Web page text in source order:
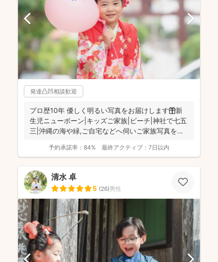
発達凸凹相談歓迎
プロ歴10年 優しく明るい写真をお届けします🎁新
生児ニューボーン|キッズご家族|ビーチ|神社で七五
三|沖縄の海や緑,ご自宅などへ伺いご家族写真をお
予約承諾率： 84% 最終アクティブ： 7日以内
清水 卓
5 (26)男性